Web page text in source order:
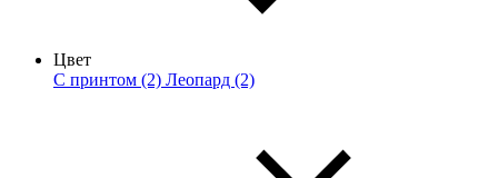
Цвет
С принтом (2) Леопард (2)